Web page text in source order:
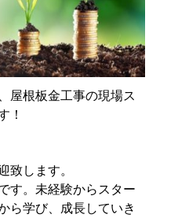
屋根板金工事の現場ス
！
致します。
す。未経験からスター
ら学び、成長していき